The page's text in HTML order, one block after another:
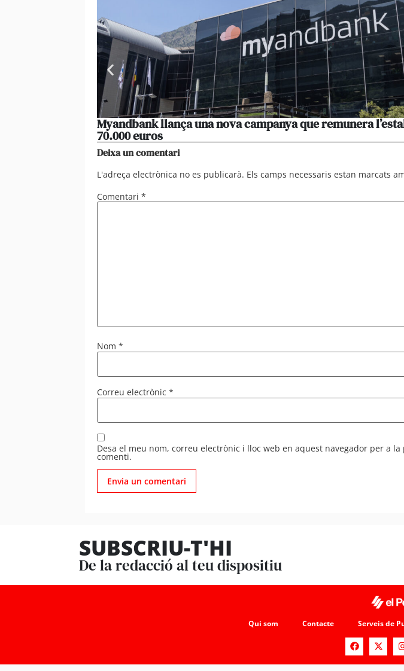
Myandbank llança una nova campanya que remunera
70.000 euros
Deixa un comentari
L'adreça electrònica no es publicarà. Els camps necessaris estan marcats
Comentari *
Nom *
Correu electrònic *
Desa el meu nom, correu electrònic i lloc web en aquest navegador per a
comenti.
SUBSCRIU-T'HI
De la redacció al teu dispositiu
Qui som Contacte Serveis de